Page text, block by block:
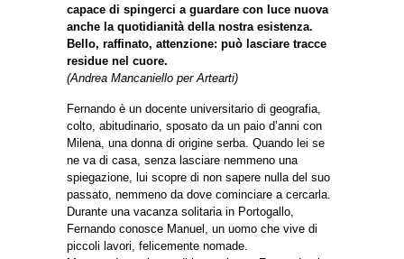
capace di spingerci a guardare con luce nuova
anche la quotidianità della nostra esistenza.
Bello, raffinato, attenzione: può lasciare tracce
residue nel cuore.
(Andrea Mancaniello per Artearti)
Fernando è un docente universitario di geografia,
colto, abitudinario, sposato da un paio d’anni con
Milena, una donna di origine serba. Quando lei se
ne va di casa, senza lasciare nemmeno una
spiegazione, lui scopre di non sapere nulla del suo
passato, nemmeno da dove cominciare a cercarla.
Durante una vacanza solitaria in Portogallo,
Fernando conosce Manuel, un uomo che vive di
piccoli lavori, felicemente nomade.